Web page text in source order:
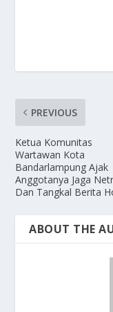
PREVIOUS
Ketua Komunitas
Wartawan Kota
Bandarlampung Ajak
Anggotanya Jaga
Dan Tangkal Berita
ABOUT THE